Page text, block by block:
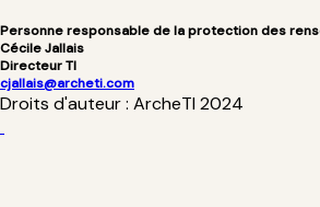
Personne responsable de la protection des
Cécile Jallais
Directeur TI
cjallais@archeti.com
Droits d'auteur : ArcheTI 2024